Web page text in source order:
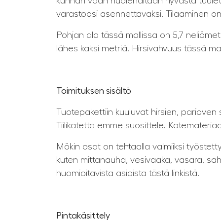
varastoosi asennettavaksi. Tilaaminen
Pohjan ala tässä mallissa on 5,7
lähes kaksi metriä. Hirsivahvuus tässä
Toimituksen sisältö
Tuotepakettiin kuuluvat hirsien,
Tiilikatetta emme suosittele.
Mökin osat on tehtaalla valmiiksi
kuten mittanauha, vesivaaka, vasara,
huomioitavista asioista tästä linkistä.
Pintakäsittely